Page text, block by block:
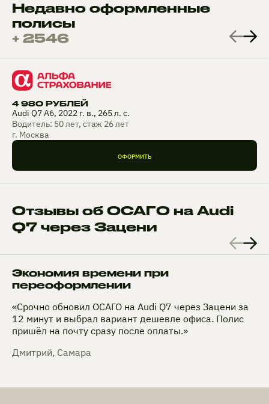
Недавно оформленные
полисы
+ 2546
4 980 РУБЛЕЙ
Audi Q7 A6, 2022 г. в., 265 л. с.
Водитель: 50 лет, стаж 26 лет
г. Москва
ОФОРМИТЬ
Отзывы об ОСАГО на Audi
Q7 через Зацени
Экономия времени при
переоформлении
«Срочно обновил ОСАГО на Audi Q7 через Зацени за
12 минут и выбрал вариант дешевле офиса. Полис
пришёл на почту сразу после оплаты.»
Дмитрий, Самара